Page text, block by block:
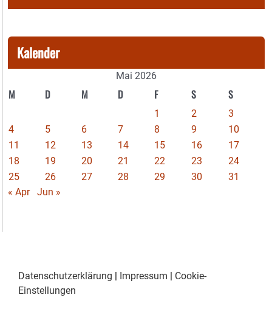
Kalender
Mai 2026
M D M D F S S
1 2
3
4
5 6 7 8 9
10
11
12 13 14 15 16
17
18
19 20 21 22 23
24
25
26 27 28 29 30
31
« Apr
Jun »
Datenschutzerklärung Impressum
Cookie-
Einstellungen